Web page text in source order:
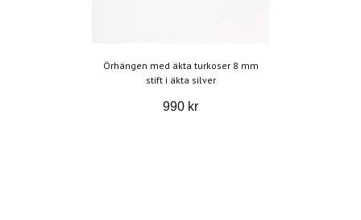
Örhängen med äkta turkoser 8 mm
stift i äkta silver
990 kr